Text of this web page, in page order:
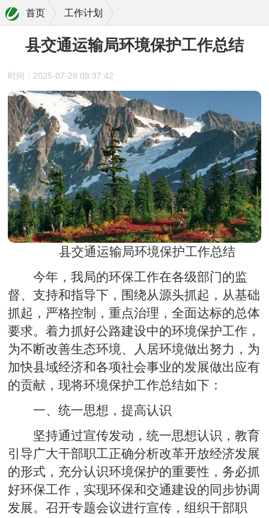
首页 工作计划
县交通运输局环境保护工作总结
时间：2025-07-28 08:37:42
县交通运输局环境保护工作总结
今年，我局的环保工作在各级部门的监
督、支持和指导下，围绕从源头抓起，从基础
抓起，严格控制，重点治理，全面达标的总体
要求。着力抓好公路建设中的环境保护工作，
为不断改善生态环境、人居环境做出努力，为
加快县域经济和各项社会事业的发展做出应有
的贡献，现将环境保护工作总结如下：
一、统一思想，提高认识
坚持通过宣传发动，统一思想认识，教育
引导广大干部职工正确分析改革开放经济发展
的形式，充分认识环境保护的重要性，务必抓
好环保工作，实现环保和交通建设的同步协调
发展。召开专题会议进行宣传，组织干部职